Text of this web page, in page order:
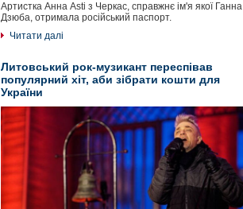
Артистка Анна Asti з Черкас, справжнє ім'я якої Ганна
Дзюба, отримала російський паспорт.
Читати далі
Литовський рок-музикант переспівав
популярний хіт, аби зібрати кошти для
України